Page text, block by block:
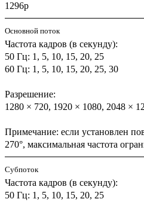
1296p
Основной поток
Частота кадров (в секунду):
50 Гц: 1, 5, 10, 15, 20, 25
60 Гц: 1, 5, 10, 15, 20, 25, 30
Разрешение:
1280 × 720, 1920 × 1080, 2048 ×
Примечание: если установлен
270°, максимальная частота
Субпоток
Частота кадров (в секунду):
50 Гц: 1, 5, 10, 15, 20, 25